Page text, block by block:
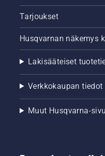
Tarjoukset
Husqvarnan näkemys
Lakisääteiset
Verkkokaupan tiedot
Muut Husqvarna-